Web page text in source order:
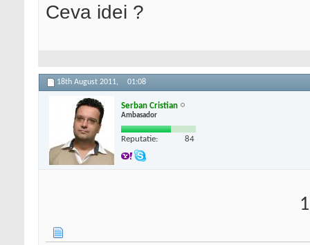
Ceva idei ?
18th August 2011, 01:08
Serban Cristian
Ambasador
Reputatie: 84